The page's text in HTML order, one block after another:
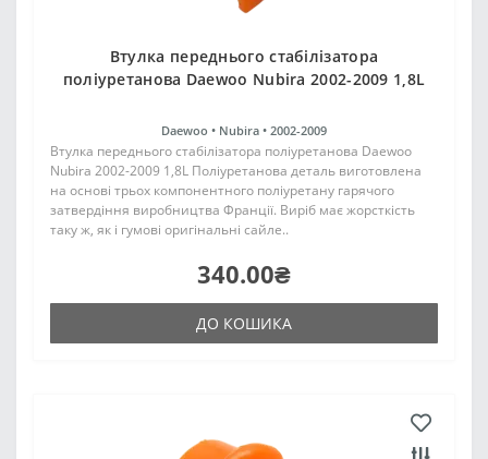
Втулка переднього стабілізатора
поліуретанова Daewoo Nubira 2002-2009 1,8L
Daewoo • Nubira • 2002-2009
Втулка переднього стабілізатора поліуретанова Daewoo
Nubira 2002-2009 1,8L Поліуретанова деталь виготовлена
на основі трьох компонентного поліуретану гарячого
затвердіння виробництва Франції. Виріб має жорсткість
таку ж, як і гумові оригінальні сайле..
340.00₴
ДО КОШИКА